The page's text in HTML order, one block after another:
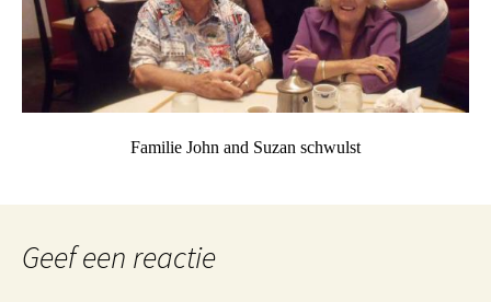
Familie John and Suzan schwulst
Geef een reactie